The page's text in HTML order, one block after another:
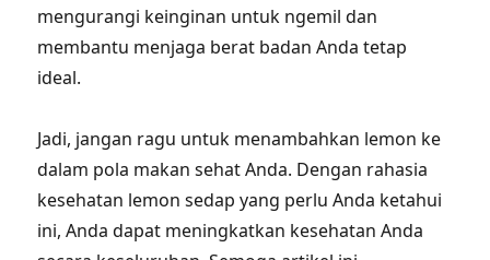
mengurangi keinginan untuk ngemil dan
membantu menjaga berat badan Anda tetap
ideal.
Jadi, jangan ragu untuk menambahkan lemon ke
dalam pola makan sehat Anda. Dengan rahasia
kesehatan lemon sedap yang perlu Anda ketahui
ini, Anda dapat meningkatkan kesehatan Anda